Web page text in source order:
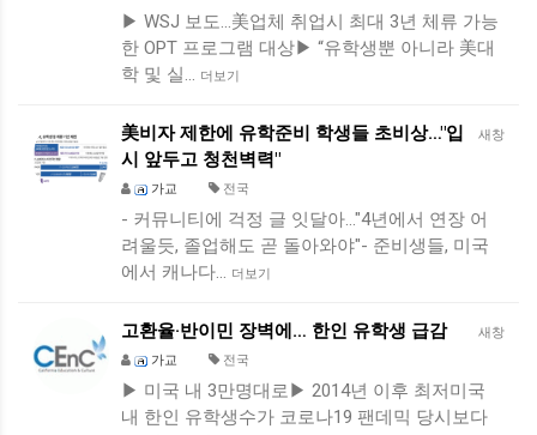
▶ WSJ 보도…美업체 취업시 최대 3년 체류 가능
한 OPT 프로그램 대상▶ “유학생뿐 아니라 美대
학 및 실… 더보기
새창
美비자 제한에 유학준비 학생들 초비상…"입
시 앞두고 청천벽력"
가교 전국
- 커뮤니티에 걱정 글 잇달아…"4년에서 연장 어
려울듯, 졸업해도 곧 돌아와야"- 준비생들, 미국
에서 캐나다… 더보기
새창
고환율·반이민 장벽에… 한인 유학생 급감
가교 전국
▶ 미국 내 3만명대로▶ 2014년 이후 최저미국
내 한인 유학생수가 코로나19 팬데믹 당시보다